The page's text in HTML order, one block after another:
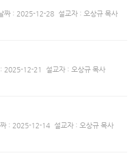
짜 : 2025-12-28 설교자 : 오상규 목사
: 2025-12-21 설교자 : 오상규 목사
짜 : 2025-12-14 설교자 : 오상규 목사